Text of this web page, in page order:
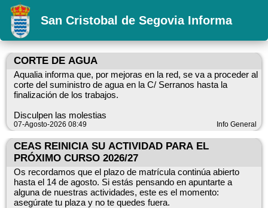
San Cristobal de Segovia Informa
CORTE DE AGUA
Aqualia informa que, por mejoras en la red, se va a proceder al
corte del suministro de agua en la C/ Serranos hasta la
finalización de los trabajos.
Disculpen las molestias
07-Agosto-2026 08:49 Info General
CEAS REINICIA SU ACTIVIDAD PARA EL
PRÓXIMO CURSO 2026/27
Os recordamos que el plazo de matrícula continúa abierto
hasta el 14 de agosto. Si estás pensando en apuntarte a
alguna de nuestras actividades, este es el momento:
asegúrate tu plaza y no te quedes fuera.